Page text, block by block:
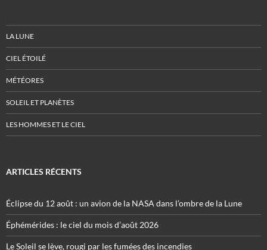
LA LUNE
CIEL ÉTOILÉ
MÉTÉORES
SOLEIL ET PLANÈTES
LES HOMMES ET LE CIEL
ARTICLES RÉCENTS
Éclipse du 12 août : un avion de la NASA dans l’ombre de la Lune
Éphémérides : le ciel du mois d’août 2026
Le Soleil se lève, rougi par les fumées des incendies